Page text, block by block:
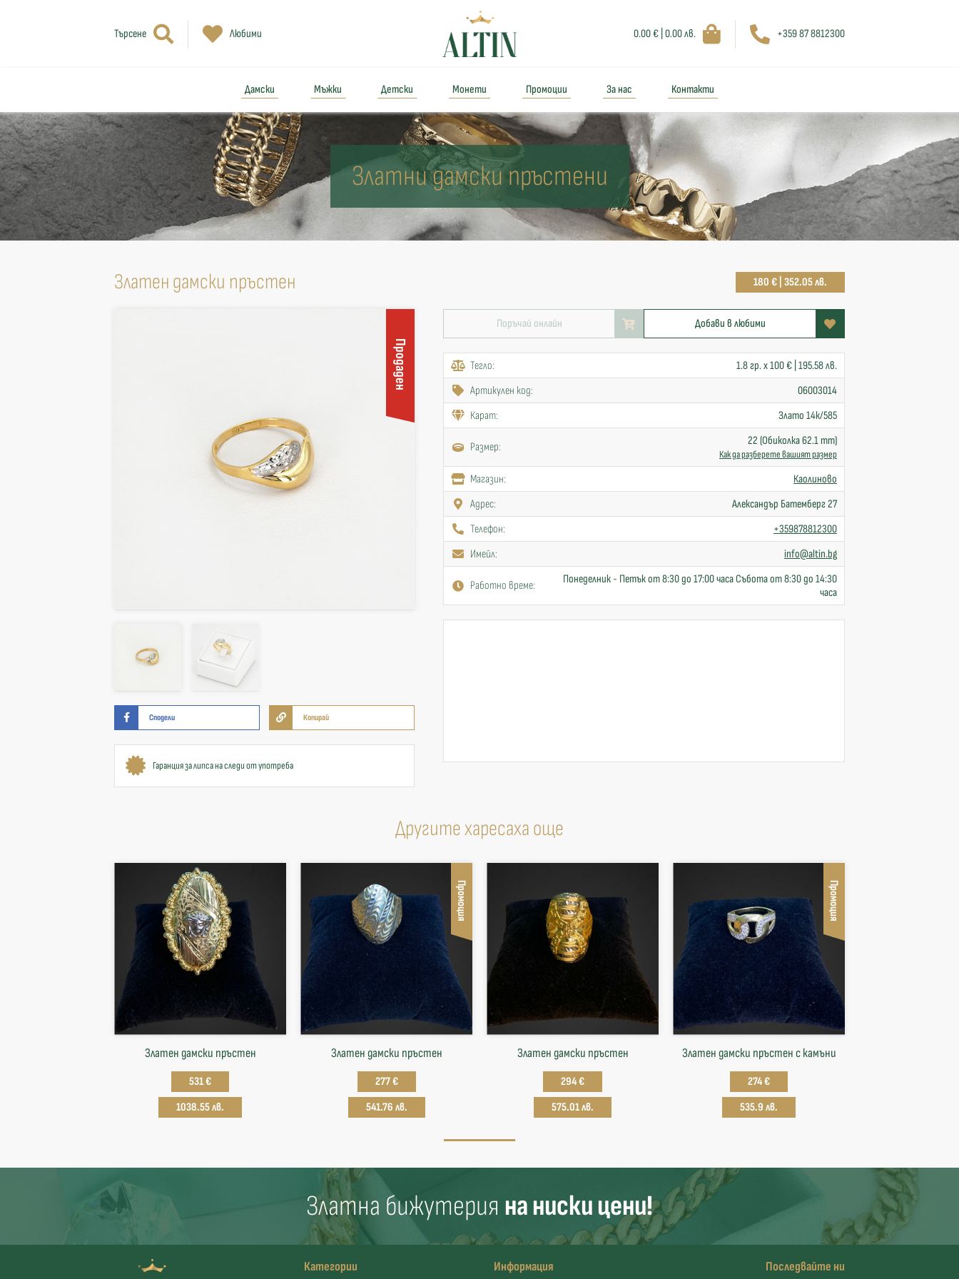
Търсене Любими 0.00 € | 0.00 лв. +359 87 8812300
Дамски Мъжки Детски Монети Промоции За нас Контакти
Златни дамски пръстени
Златен дамски пръстен 180 € | 352.05 лв.
Продаден
Сподели Копирай
Гаранция за липса на следи от употреба
Поръчай онлайн Добави в любими
Тегло:
1.8 гр. x 100 € | 195.58 лв.
Артикулен код:
06003014
Карат:
Злато 14к/585
Размер: 22 (Обиколка 62.1 mm)
Как да разберете вашият размер
Mагазин:
Каолиново
Адрес:
Александър Батемберг 27
Телефон:
+359878812300
Имейл:
info@altin.bg
Работно време:
Понеделник - Петък от 8:30 до 17:00 часа Събота от 8:30 до 14:30
часа
Другите харесаха още
Златен дамски пръстен
531 €
1038.55 лв.
Промоция
Златен дамски пръстен
277 €
541.76 лв.
Златен дамски пръстен
294 €
575.01 лв.
Промоция
Златен дамски пръстен с камъни
274 €
535.9 лв.
Златна бижутерия на ниски цени!
Категории Информация Последвайте ни